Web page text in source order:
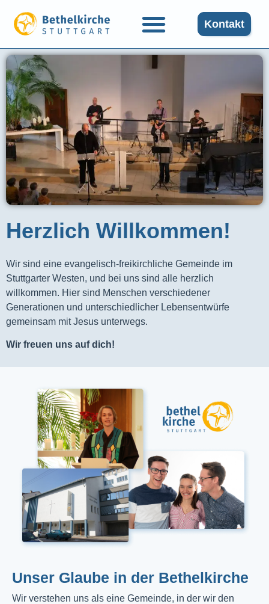
Kontakt
Herzlich Willkommen!
Wir sind eine evangelisch-freikirchliche Gemeinde im
Stuttgarter Westen, und bei uns sind alle herzlich
willkommen. Hier sind Menschen verschiedener
Generationen und unterschiedlicher Lebensentwürfe
gemeinsam mit Jesus unterwegs.
Wir freuen uns auf dich!
Unser Glaube in der Bethelkirche
Wir verstehen uns als eine Gemeinde, in der wir den